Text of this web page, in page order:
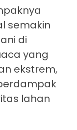
semakin
di
yang
ekstrem,
lahan